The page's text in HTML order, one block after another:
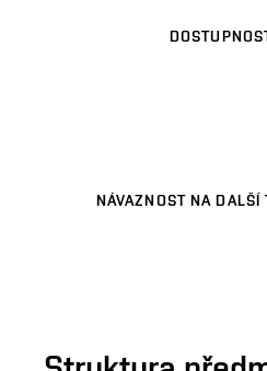
NÁVAZNOST NA DALŠÍ